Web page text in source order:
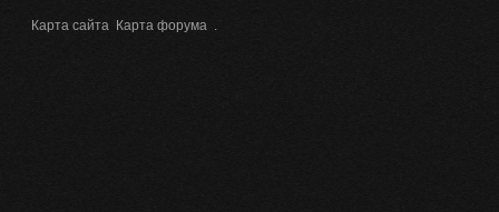
Карта сайта Карта форума .